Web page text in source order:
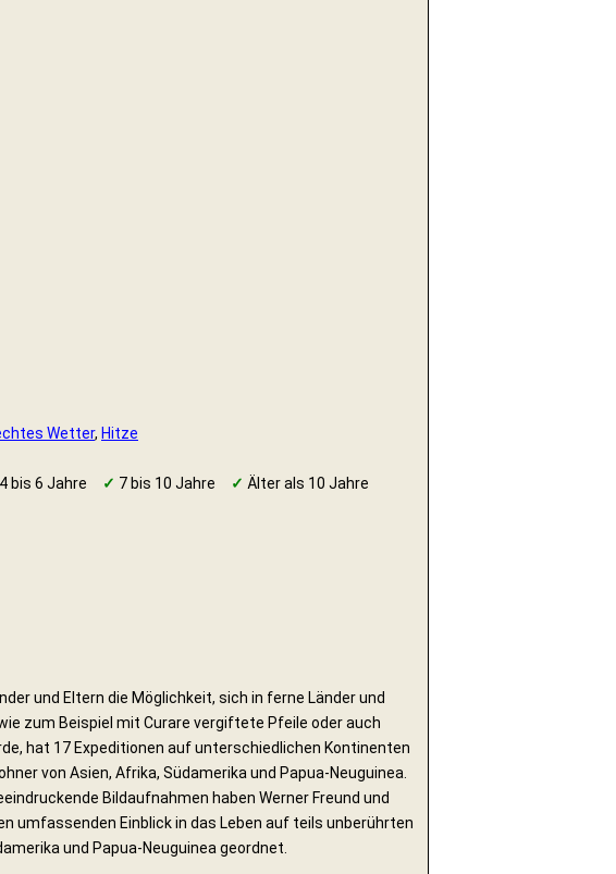
Wetter, Hitze
4 bis 6 Jahre ✓ 7 bis 10 Jahre ✓ Älter als 10 Jahre
und Eltern die Möglichkeit, sich in ferne Länder und
zum Beispiel mit Curare vergiftete Pfeile oder auch
hat 17 Expeditionen auf unterschiedlichen Kontinenten
von Asien, Afrika, Südamerika und Papua-Neuguinea.
Bildaufnahmen haben Werner Freund und
umfassenden Einblick in das Leben auf teils unberührten
und Papua-Neuguinea geordnet.